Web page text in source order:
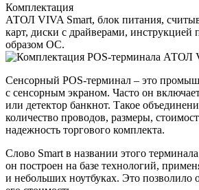
Комплектация
АТОЛ VIVA Smart, блок питания,
карт, диски с драйверами, инструкцией
образом ОС.
Сенсорный POS‑терминал – это
с сенсорным экраном. Часто он
или детектор банкнот. Такое
количество проводов, размеры,
надежность торгового комплекта.
Слово Smart в названии этого терминала
он построен на базе технологий,
и небольших ноутбуках. Это позволило